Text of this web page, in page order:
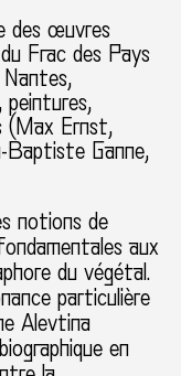
des œuvres
Frac des Pays
peintures,
(Max Ernst,
Baptiste Ganne,
notions de
aux
du végétal.
particulière
Alevtina
en